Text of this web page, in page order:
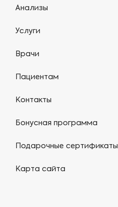
Анализы
Услуги
Врачи
Пациентам
Контакты
Бонусная программа
Подарочные сертификаты
Карта сайта